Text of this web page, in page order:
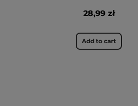
28,99 zł
Add to cart